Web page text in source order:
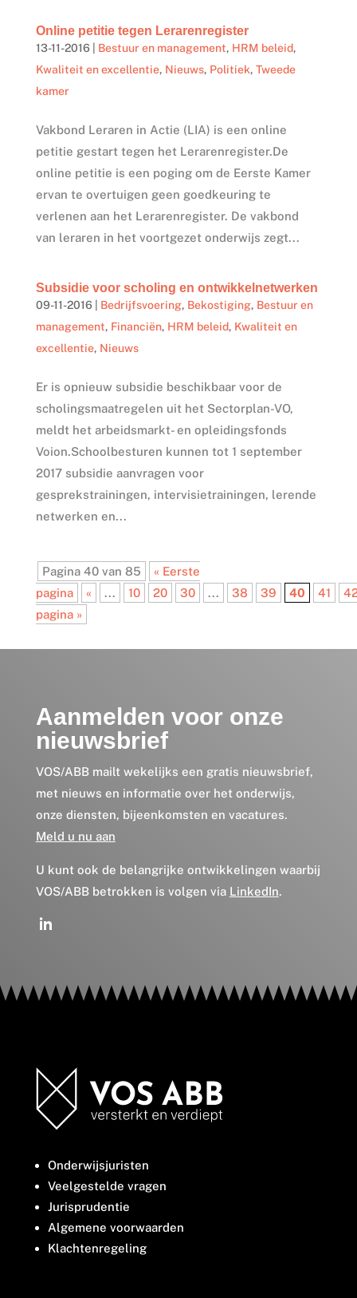
Online petitie tegen Lerarenregister
13-11-2016| Bestuur en management, HRM beleid,
Kwaliteit en excellentie, Nieuws, Politiek, Tweede
kamer
Vakbond Leraren in Actie (LIA) is een online
petitie gestart tegen het Lerarenregister.De
online petitie is een poging om de Eerste Kamer
ervan te overtuigen geen goedkeuring te
verlenen aan het Lerarenregister. De vakbond
van leraren in het voortgezet onderwijs zegt...
Subsidie voor scholing en ontwikkelnetwerken
09-11-2016| Bedrijfsvoering, Bekostiging, Bestuur en
management, Financiën, HRM beleid, Kwaliteit en
excellentie, Nieuws
Er is opnieuw subsidie beschikbaar voor de
scholingsmaatregelen uit het Sectorplan-VO,
meldt het arbeidsmarkt- en opleidingsfonds
Voion.Schoolbesturen kunnen tot 1 september
2017 subsidie aanvragen voor
gesprekstrainingen, intervisietrainingen, lerende
netwerken en...
Pagina 40 van 85
« Eerste
pagina
« ... 10 20 30 ... 38 39 40 41
pagina »
Aanmelden voor onze
nieuwsbrief
VOS/ABB mailt wekelijks een gratis nieuwsbrief,
met nieuws en informatie over het onderwijs,
onze diensten, bijeenkomsten en vacatures.
Meld u nu aan
U kunt ook de belangrijke ontwikkelingen waarbij
VOS/ABB betrokken is volgen via LinkedIn.
Onderwijsjuristen
Veelgestelde vragen
Jurisprudentie
Algemene voorwaarden
Klachtenregeling